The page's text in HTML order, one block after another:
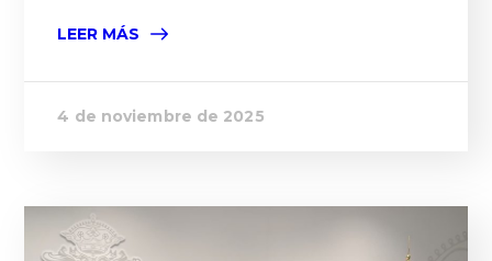
LEER MÁS
4 de noviembre de 2025